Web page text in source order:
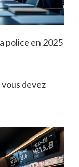
police en 2025
devez